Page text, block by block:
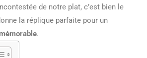
de notre plat, c’est bien le
la réplique parfaite pour un
.